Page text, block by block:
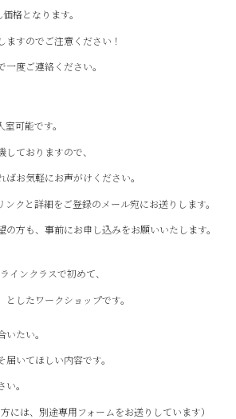
格となります。
ますのでご注意ください！
度ご連絡ください。
可能です。
ておりますので、
お気軽にお声がけください。
クと詳細をご登録のメール宛にお送りします。
方も、事前にお申し込みをお願いいたします。
インクラスで初めて、
としたワークショップです。
たい。
いてほしい内容です。
。
には、別途専用フォームをお送りしています）